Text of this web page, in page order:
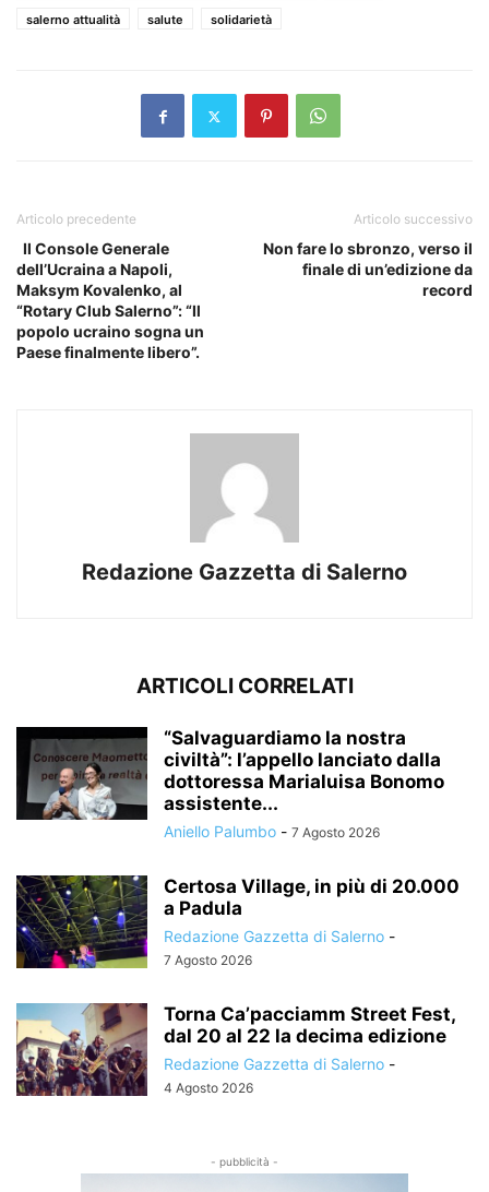
salerno attualità
salute solidarietà
Articolo precedente
Il Console Generale
dell’Ucraina a Napoli,
Maksym Kovalenko, al
“Rotary Club Salerno”: “Il
popolo ucraino sogna un
Paese finalmente libero”.
Articolo successivo
Non fare lo sbronzo, verso il
finale di un’edizione da
record
Redazione Gazzetta di Salerno
ARTICOLI CORRELATI
“Salvaguardiamo la nostra
civiltà”: l’appello lanciato dalla
dottoressa Marialuisa Bonomo
assistente...
Aniello Palumbo - 7 Agosto 2026
Certosa Village, in più di 20.000
a Padula
Redazione Gazzetta di Salerno -
7 Agosto 2026
Torna Ca’pacciamm Street Fest,
dal 20 al 22 la decima edizione
Redazione Gazzetta di Salerno -
4 Agosto 2026
- pubblicità -